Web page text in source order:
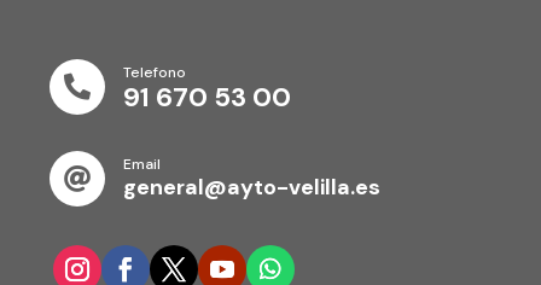

Telefono
91 670 53 00

Email
general@ayto-velilla.es